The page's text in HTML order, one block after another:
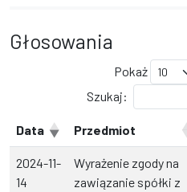
Głosowania
Pokaż
Szukaj:
Data Przedmiot
2024-11-
14
Wyrażenie zgody na
zawiązanie spółki z